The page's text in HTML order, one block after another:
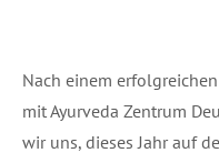
Nach einem
mit Ayurveda Zentrum
wir uns, dieses Jahr auf